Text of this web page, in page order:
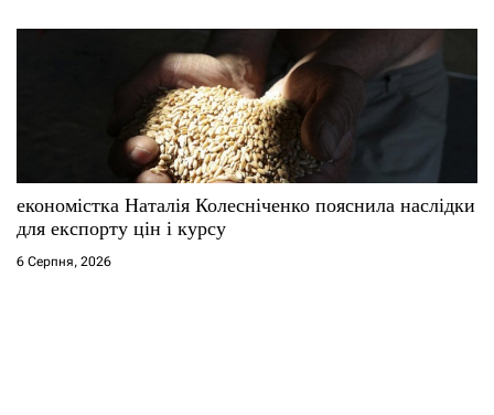
економістка Наталія Колесніченко пояснила наслідки
для експорту цін і курсу
6 Серпня, 2026